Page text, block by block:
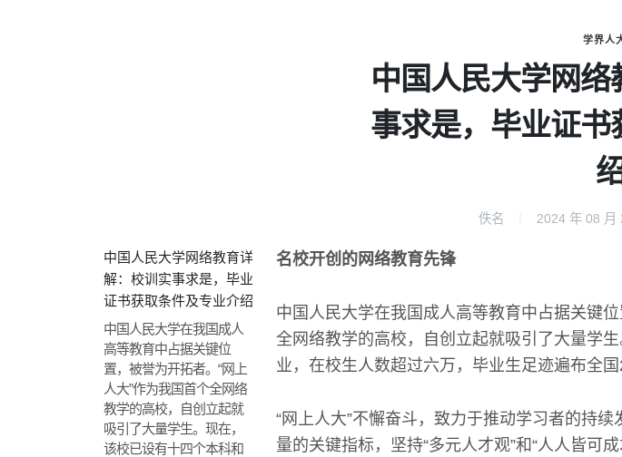
学界人
中国人民大学网
事求是，毕业证
佚名 2024 年 08 月
中国人民大学网络教育详
解：校训实事求是，毕业
证书获取条件及专业介绍
中国人民大学在我国成人
高等教育中占据关键位
置，被誉为开拓者。“网上
人大”作为我国首个全网络
教学的高校，自创立起就
吸引了大量学生。现在，
该校已设有十四个本科和
名校开创的网络教育先锋
中国人民大学在我国成人高等教育中占据关键
全网络教学的高校，自创立起就吸引了大量学
业，在校生人数超过六万，毕业生足迹遍布全
“网上人大”不懈奋斗，致力于推动学习者的持
量的关键指标，坚持“多元人才观”和“人人皆可